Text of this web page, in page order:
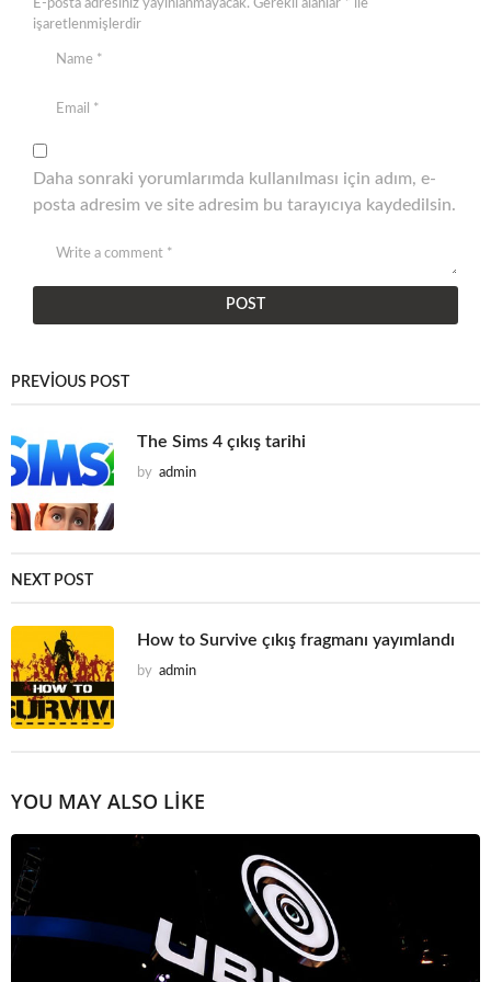
E-posta adresiniz yayınlanmayacak. Gerekli alanlar *
ile
işaretlenmişlerdir
Daha sonraki yorumlarımda kullanılması için adım, e-
posta adresim ve site adresim bu tarayıcıya kaydedilsin.
PREVIOUS POST
The Sims 4 çıkış tarihi
by admin
NEXT POST
How to Survive çıkış fragmanı yayımlandı
by admin
YOU MAY ALSO LIKE